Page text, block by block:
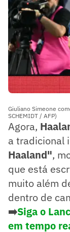
Giuliano Simeone
SCHEMIDT / AFP)
Agora,
a tradicional
Haaland",
que está
muito além
dentro de
➡️Siga o
em tempo